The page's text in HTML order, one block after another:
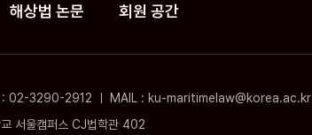
해상법 논문 회원 공간
: 02-3290-2912 ㅣ MAIL : ku-maritimelaw@korea.ac.kr
서울캠퍼스 CJ법학관 402